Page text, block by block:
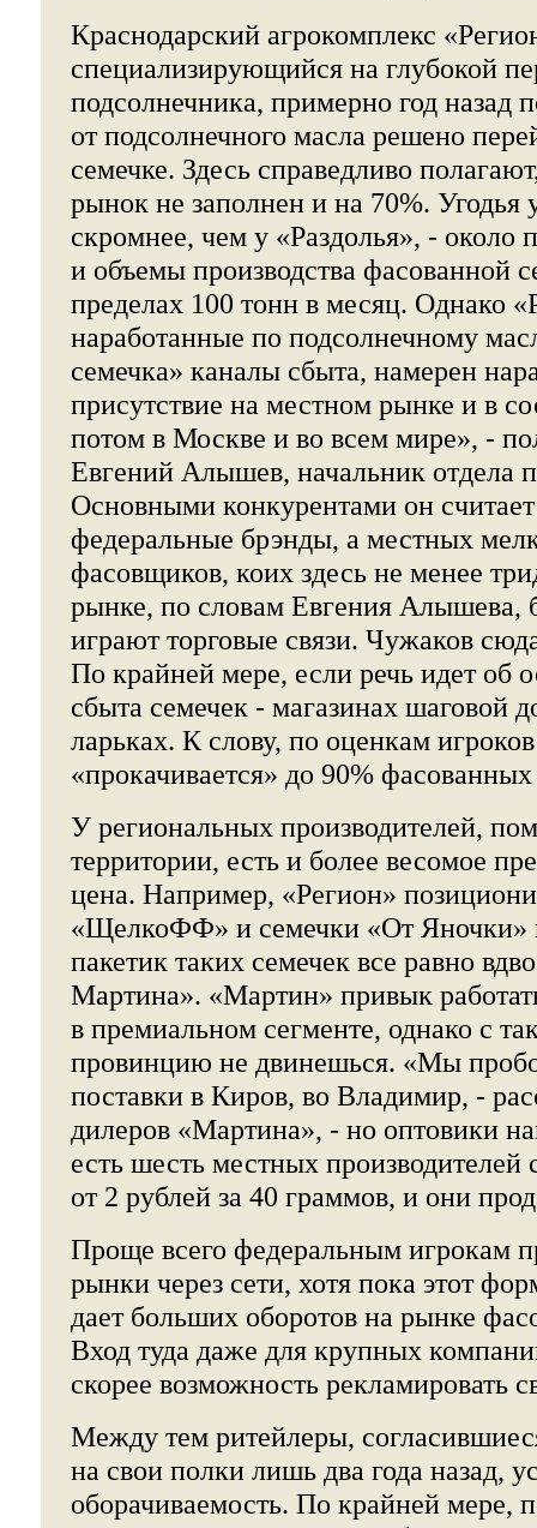
Краснодарский агрокомплекс
специализирующийся на глубокой
подсолнечника, примерно год назад
от подсолнечного масла решено
семечке. Здесь справедливо
рынок не заполнен и на 70%. Угодья
скромнее, чем у «Раздолья», - около
и объемы производства фасованной
пределах 100 тонн в месяц. Однако
наработанные по подсолнечному
семечка» каналы сбыта, намерен
присутствие на местном рынке и в
потом в Москве и во всем мире», -
Евгений Алышев, начальник отдела
Основными конкурентами он
федеральные брэнды, а местных
фасовщиков, коих здесь не менее
рынке, по словам Евгения Алышева,
играют торговые связи. Чужаков
По крайней мере, если речь идет об
сбыта семечек - магазинах шаговой
ларьках. К слову, по оценкам
«прокачивается» до 90%
У региональных производителей,
территории, есть и более весомое
цена. Например, «Регион»
«ЩелкоФФ» и семечки «От Яночки»
пакетик таких семечек все равно
Мартина». «Мартин» привык
в премиальном сегменте, однако с
провинцию не двинешься. «Мы
поставки в Киров, во Владимир, -
дилеров «Мартина», - но оптовики
есть шесть местных производителей
от 2 рублей за 40 граммов, и они
Проще всего федеральным игрокам
рынки через сети, хотя пока этот
дает больших оборотов на рынке
Вход туда даже для крупных
скорее возможность рекламировать
Между тем ритейлеры,
на свои полки лишь два года назад,
оборачиваемость. По крайней мере,